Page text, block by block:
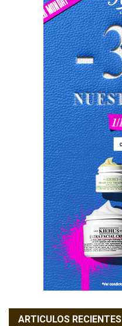
ARTICULOS RECIENTES